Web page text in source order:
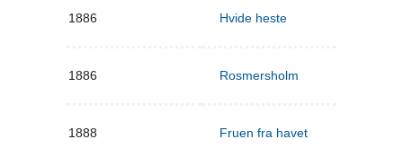
1886 Hvide heste
1886 Rosmersholm
1888 Fruen fra havet